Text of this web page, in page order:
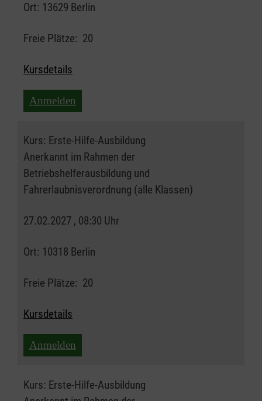
Ort: 13629 Berlin
Freie Plätze: 20
Kursdetails
Anmelden
Kurs: Erste-Hilfe-Ausbildung
Anerkannt im Rahmen der
Betriebshelferausbildung und
Fahrerlaubnisverordnung (alle Klassen)
27.02.2027 , 08:30 Uhr
Ort: 10318 Berlin
Freie Plätze: 20
Kursdetails
Anmelden
Kurs: Erste-Hilfe-Ausbildung